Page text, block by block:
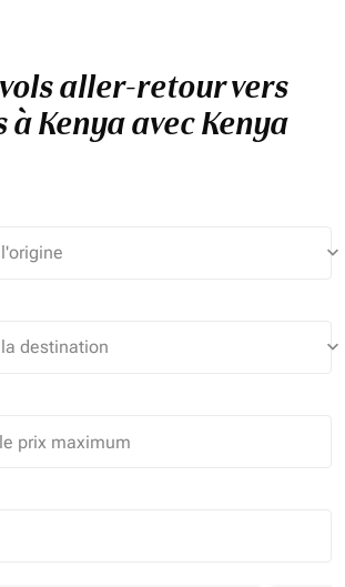
aller-retour vers
à Kenya avec Kenya
keyboard_arrow_down
keyboard_arrow_down
Round trip Selected